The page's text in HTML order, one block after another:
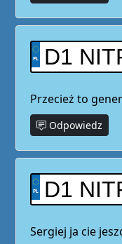
D1
Przecież to
Odpowiedz
D1
Sergiej ja cie